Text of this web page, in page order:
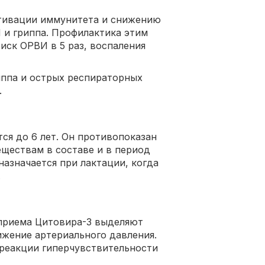
иммунитета и снижению
гриппа. Профилактика этим
ОРВИ в 5 раз, воспаления
и острых респираторных
до 6 лет. Он противопоказан
в составе и в период
при лактации, когда
Цитовира-3 выделяют
артериального давления.
гиперчувствительности